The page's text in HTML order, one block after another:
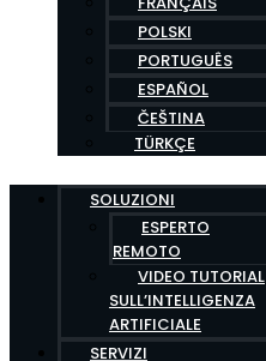
POLSKI
PORTUGUÊS
ESPAÑOL
ČEŠTINA
TÜRKÇE
SOLUZIONI
ESPERTO
REMOTO
VIDEO TUTORIAL
SULL’INTELLIGENZA
ARTIFICIALE
SERVIZI